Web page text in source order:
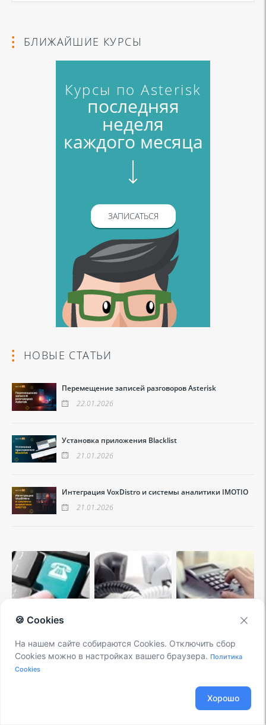
БЛИЖАЙШИЕ КУРСЫ
Курсы по Asterisk
последняя
неделя
каждого месяца
ЗАПИСАТЬСЯ
НОВЫЕ СТАТЬИ
Перемещение записей разговоров Asterisk
22.01.2026
Установка приложения Blacklist
21.01.2026
Интеграция VoxDistro и системы аналитики IMOTIO
21.01.2026
🍪 Cookies
На нашем сайте собираются Cookies. Отключить сбор
Cookies можно в настройках вашего браузера. Политика
Cookies
Хорошо